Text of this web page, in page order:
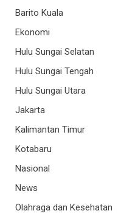
Barito Kuala
Ekonomi
Hulu Sungai Selatan
Hulu Sungai Tengah
Hulu Sungai Utara
Jakarta
Kalimantan Timur
Kotabaru
Nasional
News
Olahraga dan Kesehatan